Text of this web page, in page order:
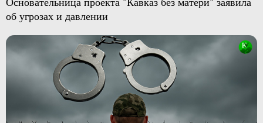
об угрозах и давлении